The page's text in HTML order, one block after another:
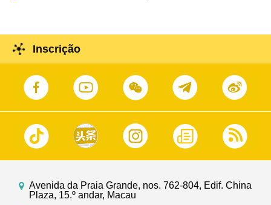
Inscrição
Avenida da Praia Grande, nos. 762-804, Edif. China
Plaza, 15.º andar, Macau